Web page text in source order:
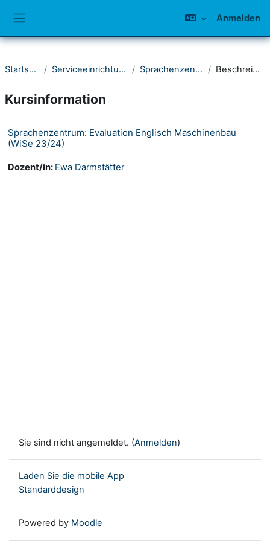
Anmelden
Startseite Serviceeinrichtungen Sprachenzentrum Beschreibung
Kursinformation
Sprachenzentrum: Evaluation Englisch Maschinenbau
(WiSe 23/24)
Dozent/in: Ewa Darmstätter
Sie sind nicht angemeldet. (Anmelden)
Laden Sie die mobile App
Standarddesign
Powered by Moodle